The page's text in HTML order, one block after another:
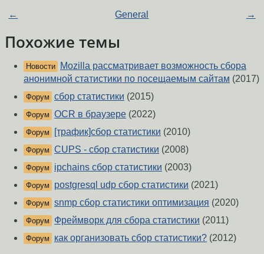
← General →
Похожие темы
Новости
Mozilla рассматривает возможность сбора
анонимной статистики по посещаемым сайтам (2017)
Форум сбор статистики (2015)
Форум OCR в браузере (2022)
Форум [трафик]сбор статистики (2010)
Форум CUPS - сбор статистики (2008)
Форум ipchains сбор статистики (2003)
Форум postgresql udp сбор статистики (2021)
Форум snmp сбор статистики оптимизация (2020)
Форум Фреймворк для сбора статистики (2011)
Форум как организовать сбор статистики? (2012)